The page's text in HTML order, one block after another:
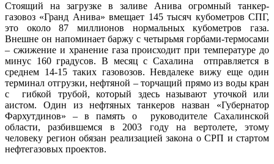
Стоящий на загрузке в заливе Анива огромный танкер-
газовоз «Гранд Анива» вмещает 145 тысяч кубометров СПГ,
это около 87 миллионов нормальных кубометров газа.
Внешне он напоминает баржу с четырьмя горбами-термосами
– сжижение и хранение газа происходит при температуре до
минус 160 градусов. В месяц с Сахалина отправляется в
среднем 14-15 таких газовозов. Невдалеке вижу еще один
терминал отгрузки, нефтяной – торчащий прямо из воды кран
с гибкой трубой, который здесь называют уточкой или
аистом. Один из нефтяных танкеров назван «Губернатор
Фархутдинов» – в память о руководителе Сахалинской
области, разбившемся в 2003 году на вертолете, этому
человеку регион обязан реализацией закона о СРП и стартом
нефтегазовых проектов.